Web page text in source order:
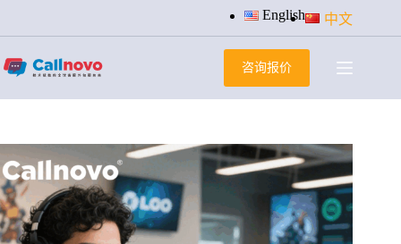
过
容
English 中文
咨询报价